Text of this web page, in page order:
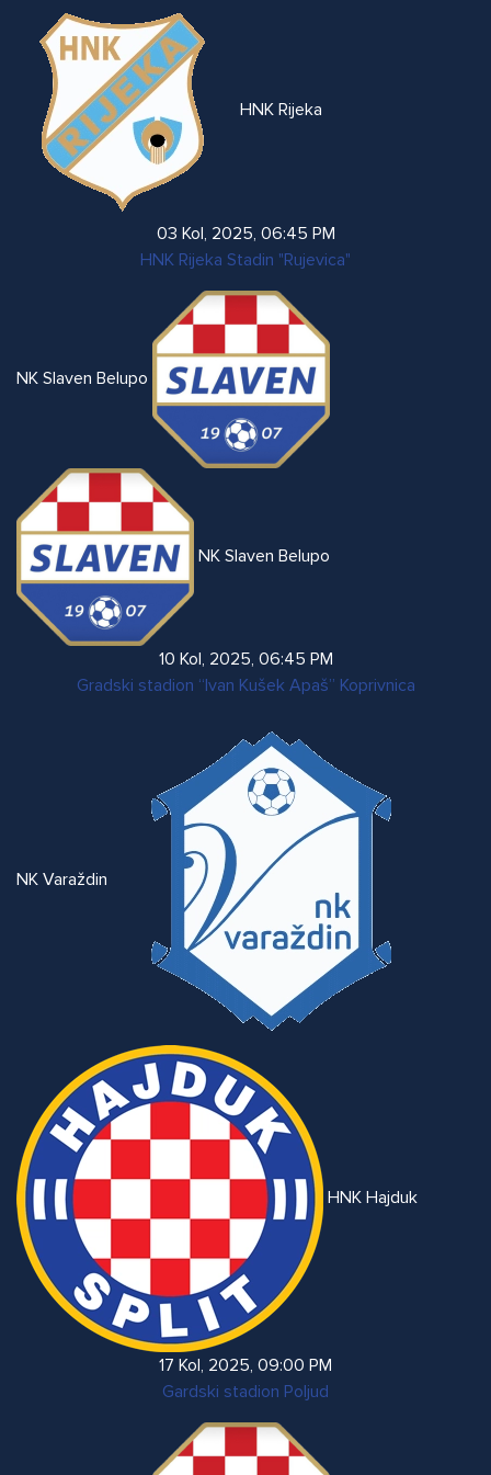
HNK Rijeka
03 Kol, 2025, 06:45 PM
HNK Rijeka Stadin "Rujevica"
NK Slaven Belupo
NK Slaven Belupo
10 Kol, 2025, 06:45 PM
Gradski stadion “Ivan Kušek Apaš” Koprivnica
NK Varaždin
HNK Hajduk
17 Kol, 2025, 09:00 PM
Gardski stadion Poljud